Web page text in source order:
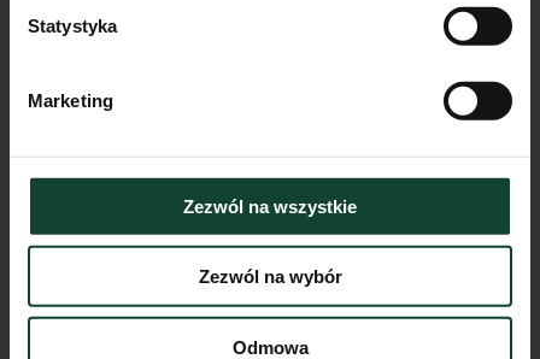
Statystyka
Marketing
Zezwól na wszystkie
Zezwól na wybór
Odmowa